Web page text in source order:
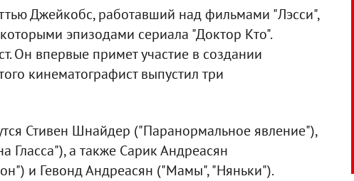
Джейкобс, работавший над фильмами "Лэсси",
эпизодами сериала "Доктор Кто".
Он впервые примет участие в создании
кинематографист выпустил три
Стивен Шнайдер ("Паранормальное явление"),
Гласса"), а также Сарик Андреасян
и Гевонд Андреасян ("Мамы", "Няньки").